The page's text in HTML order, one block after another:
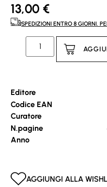
13,00 €
SPEDIZIONI ENTRO 8 GIORNI.
Editore
Codice EAN
Curatore
N.pagine
Anno
AGGIUNGI ALLA